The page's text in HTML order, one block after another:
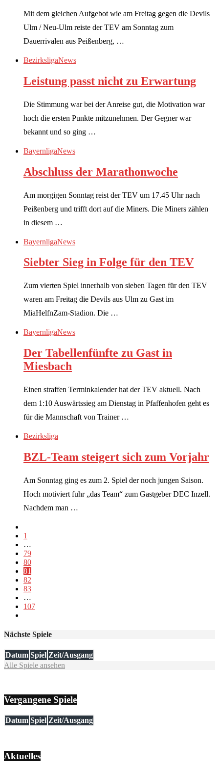
Mit dem gleichen Aufgebot wie am Freitag gegen die Devils
Ulm / Neu-Ulm reiste der TEV am Sonntag zum
Dauerrivalen aus Peißenberg, …
BezirksligaNews
Leistung passt nicht zu Erwartung
Die Stimmung war bei der Anreise gut, die Motivation war
hoch die ersten Punkte mitzunehmen. Der Gegner war
bekannt und so ging …
BayernligaNews
Abschluss der Marathonwoche
Am morgigen Sonntag reist der TEV um 17.45 Uhr nach
Peißenberg und trifft dort auf die Miners. Die Miners zählen
in diesem …
BayernligaNews
Siebter Sieg in Folge für den TEV
Zum vierten Spiel innerhalb von sieben Tagen für den TEV
waren am Freitag die Devils aus Ulm zu Gast im
MiaHelfnZam-Stadion. Die …
BayernligaNews
Der Tabellenfünfte zu Gast in
Miesbach
Einen straffen Terminkalender hat der TEV aktuell. Nach
dem 1:10 Auswärtssieg am Dienstag in Pfaffenhofen geht es
für die Mannschaft von Trainer …
Bezirksliga
BZL-Team steigert sich zum Vorjahr
Am Sonntag ging es zum 2. Spiel der noch jungen Saison.
Hoch motiviert fuhr „das Team“ zum Gastgeber DEC Inzell.
Nachdem man …
1
…
79
80
81
82
83
…
107
Nächste Spiele
Datum Spiel Zeit/Ausgang
Alle Spiele ansehen
Vergangene Spiele
Datum Spiel Zeit/Ausgang
Aktuelles